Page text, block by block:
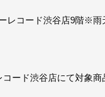
コード渋谷店9階※雨
ード渋谷店にて対象